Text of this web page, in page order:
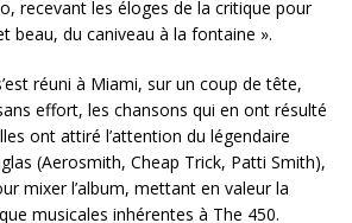
recevant les éloges de la critique pour
beau, du caniveau à la fontaine ».
réuni à Miami, sur un coup de tête,
effort, les chansons qui en ont résulté
ont attiré l’attention du légendaire
(Aerosmith, Cheap Trick, Patti Smith),
mixer l’album, mettant en valeur la
musicales inhérentes à The 450.